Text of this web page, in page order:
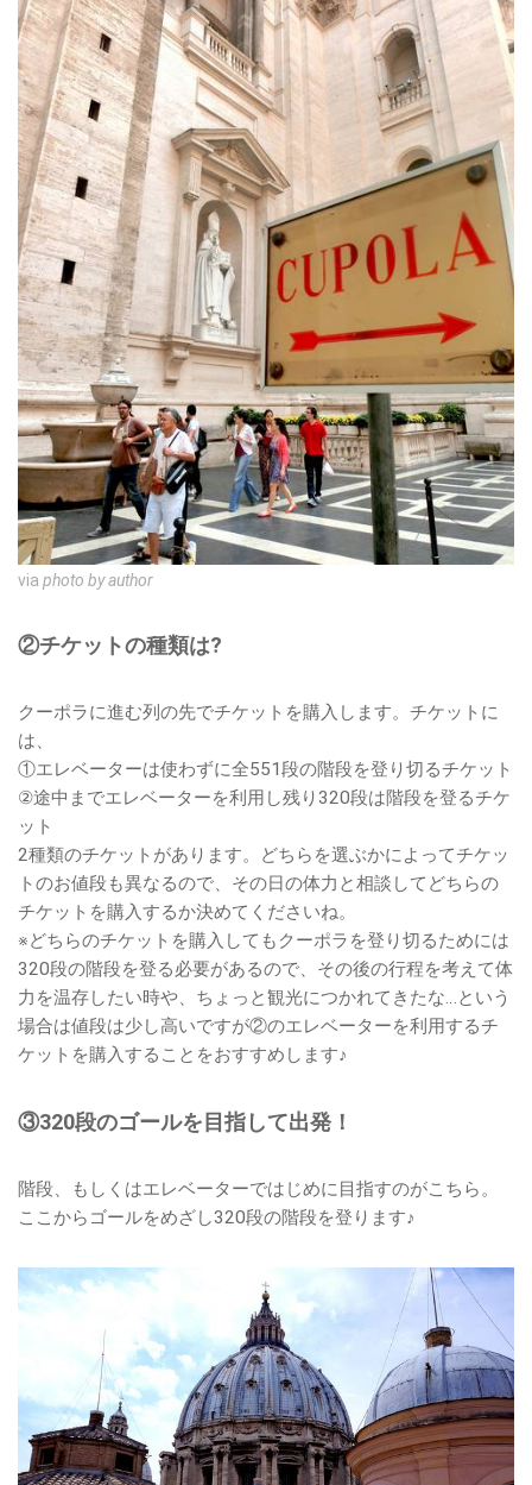
via photo by author
②チケットの種類は?
クーポラに進む列の先でチケットを購入します。チケットに
は、
①エレベーターは使わずに全551段の階段を登り切るチケット
②途中までエレベーターを利用し残り320段は階段を登るチケ
ット
2種類のチケットがあります。どちらを選ぶかによってチケッ
トのお値段も異なるので、その日の体力と相談してどちらの
チケットを購入するか決めてくださいね。
※どちらのチケットを購入してもクーポラを登り切るためには
320段の階段を登る必要があるので、その後の行程を考えて体
力を温存したい時や、ちょっと観光につかれてきたな…という
場合は値段は少し高いですが②のエレベーターを利用するチ
ケットを購入することをおすすめします♪
③320段のゴールを目指して出発！
階段、もしくはエレベーターではじめに目指すのがこちら。
ここからゴールをめざし320段の階段を登ります♪